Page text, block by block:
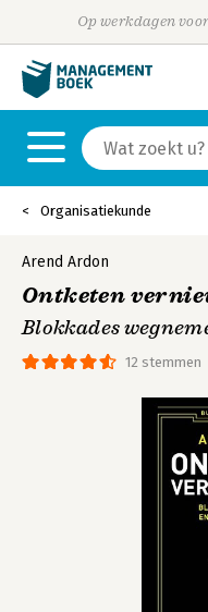
Op werkdagen
Organisatiekunde
12 stemmen
Arend Ardon
Ontketen
Blokkades